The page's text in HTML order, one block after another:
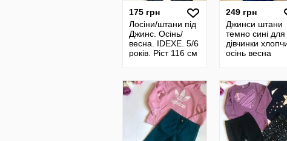
175 грн
Лосіни/штани під
Джинс. Осінь/
весна. IDEXE. 5/6
років. Ріст 116 см
249 грн
Джинси штани
темно сині для
дівчинки
осінь весна